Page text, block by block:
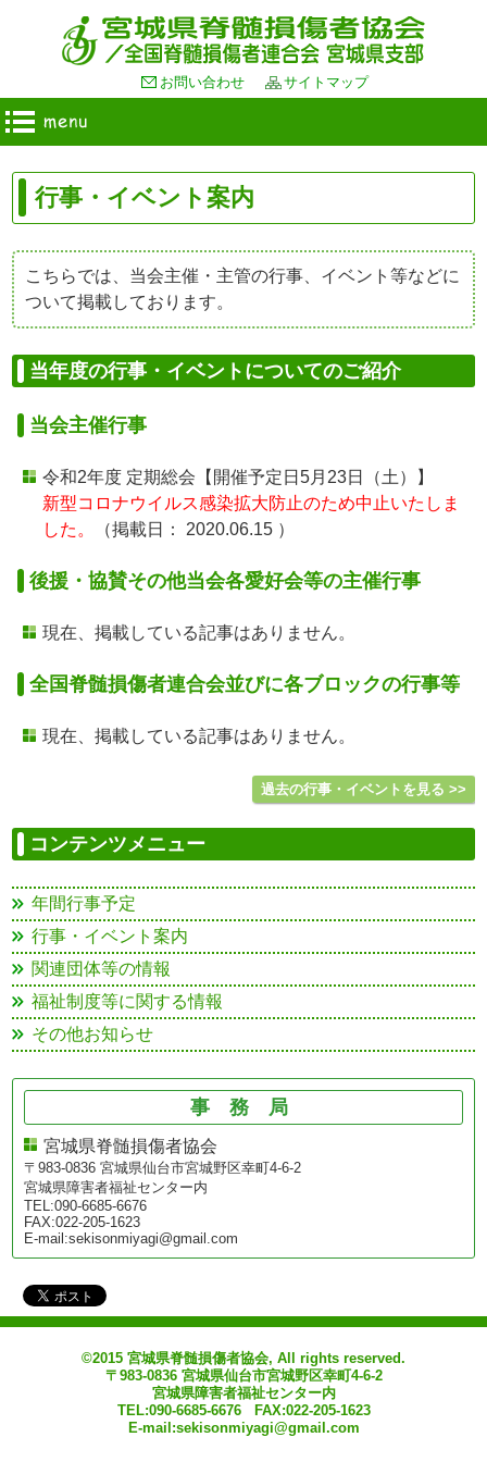
お問い合わせ サイトマップ
行事・イベント案内
こちらでは、当会主催・主管の行事、イベント等などに
ついて掲載しております。
当年度の行事・イベントについてのご紹介
当会主催行事
令和2年度 定期総会【開催予定日5月23日
（土）】
新型コロナウイルス感染拡大防止のため中止いたしま
した。
（掲載日： 2020.06.15 ）
後援・協賛その他当会各愛好会等の主催行事
現在、掲載している記事はありません。
全国脊髄損傷者連合会並びに各ブロックの行事等
現在、掲載している記事はありません。
過去の行事・イベントを見る >>
コンテンツメニュー
年間行事予定
行事・イベント案内
関連団体等の情報
福祉制度等に関する情報
その他お知らせ
事務局
宮城県脊髄損傷者協会
〒983-0836 宮城県仙台市宮城野区幸町4-6-2
宮城県障害者福祉センター内
TEL:090-6685-6676
FAX:022-205-1623
E-mail:sekisonmiyagi@gmail.com
©2015 宮城県脊髄損傷者協会, All rights reserved.
〒983-0836 宮城県仙台市宮城野区幸町4-6-2
宮城県障害者福祉センター内
TEL:090-6685-6676 FAX:022-205-1623
E-mail:sekisonmiyagi@gmail.com